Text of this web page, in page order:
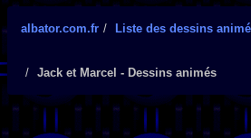
albator.com.fr Liste des dessins
Jack et Marcel - Dessins animés